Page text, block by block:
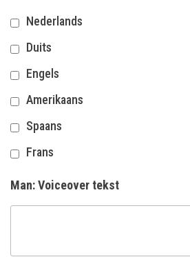
Nederlands
Duits
Engels
Amerikaans
Spaans
Frans
Man: Voiceover tekst